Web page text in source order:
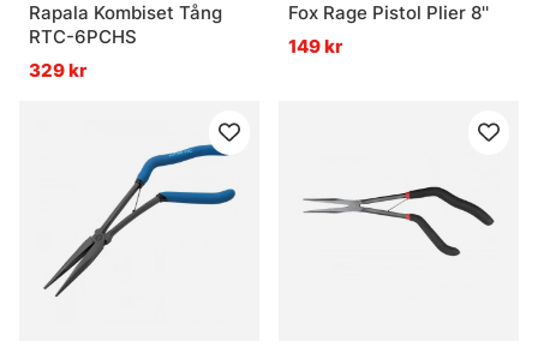
Rapala Kombiset Tång
RTC-6PCHS
329 kr
Fox Rage Pistol Plier 8''
149 kr